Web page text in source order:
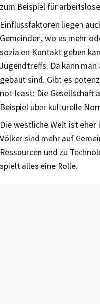
zum Beispiel für
Einflussfaktoren liegen
Gemeinden, wo es mehr
sozialen Kontakt geben
Jugendtreffs. Da kann
gebaut sind. Gibt es
not least: Die Gesellschaft
Beispiel über kulturelle
Die westliche Welt ist
Völker sind mehr auf
Ressourcen und zu
spielt alles eine Rolle.